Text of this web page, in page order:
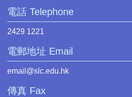
電話 Telephone
2429 1221
電郵地址 Email
email@slc.edu.hk
傳真 Fax